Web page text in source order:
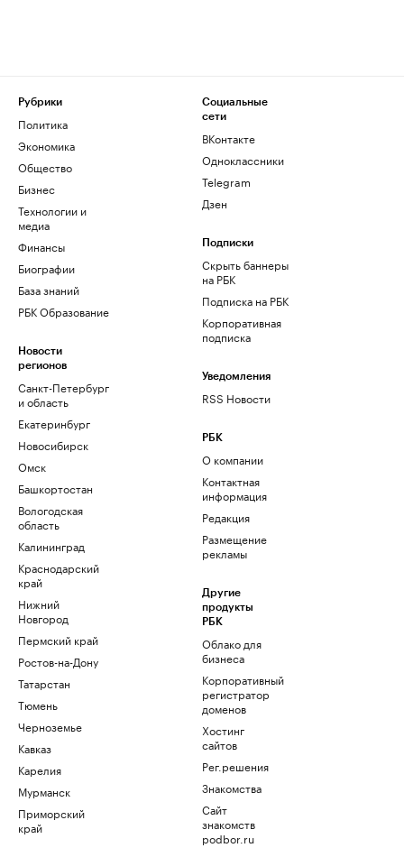
Рубрики
Политика
Экономика
Общество
Бизнес
Технологии и
медиа
Финансы
Биографии
База знаний
РБК Образование
Новости
регионов
Санкт-Петербург
и область
Екатеринбург
Новосибирск
Омск
Башкортостан
Вологодская
область
Калининград
Краснодарский
край
Нижний
Новгород
Пермский край
Ростов-на-Дону
Татарстан
Тюмень
Черноземье
Кавказ
Карелия
Мурманск
Приморский
край
Социальные
сети
ВКонтакте
Одноклассники
Telegram
Дзен
Подписки
Скрыть баннеры
на РБК
Подписка на РБК
Корпоративная
подписка
Уведомления
RSS Новости
РБК
О компании
Контактная
информация
Редакция
Размещение
рекламы
Другие
продукты
РБК
Облако для
бизнеса
Корпоративный
регистратор
доменов
Хостинг
сайтов
Рег.решения
Знакомства
Сайт
знакомств
podbor.ru